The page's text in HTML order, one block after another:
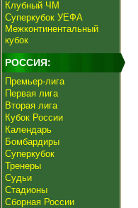
Клубный ЧМ
Суперкубок УЕФА
Межконтинентальный
кубок
РОССИЯ:
Премьер-лига
Первая лига
Вторая лига
Кубок России
Календарь
Бомбардиры
Суперкубок
Тренеры
Судьи
Стадионы
Сборная России